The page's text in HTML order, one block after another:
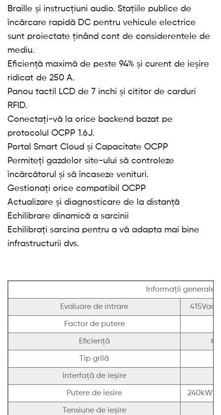
Braille și instrucțiuni audio. Stațiile publice de
încărcare rapidă DC pentru vehicule electrice
sunt proiectate ținând cont de considerentele de
mediu.
Eficiență maximă de peste 94% și curent de ieșire
ridicat de 250 A.
Panou tactil LCD de 7 inchi și cititor de carduri
RFID.
Conectați-vă la orice backend bazat pe
protocolul OCPP 1.6J.
Portal Smart Cloud și Capacitate OCPP
Permiteți gazdelor site-ului să controleze
încărcătorul și să încaseze venituri.
Gestionați orice compatibil OCPP
Actualizare și diagnosticare de la distanță
Echilibrare dinamică a sarcinii
Echilibrați sarcina pentru a vă adapta mai bine
infrastructurii dvs.
Informații generale
Evaluare de intrare
Factor de putere
Eficienţă
Tip grilă
Interfață de ieșire
Putere de iesire 240kW
Tensiune de ieșire